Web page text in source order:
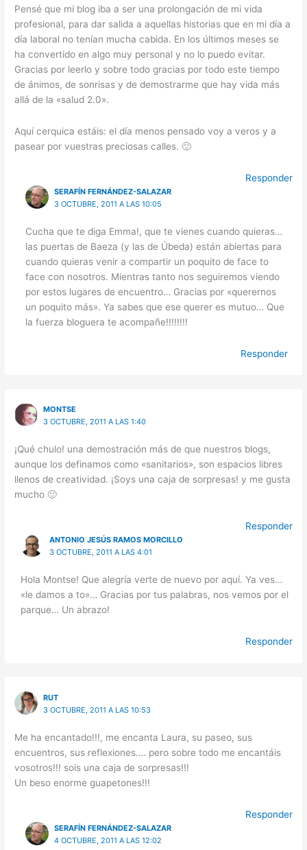
Pensé que mi blog iba a ser una prolongación de mi vida
profesional, para dar salida a aquellas historias que en mi día a
día laboral no tenían mucha cabida. En los últimos meses se
ha convertido en algo muy personal y no lo puedo evitar.
Gracias por leerlo y sobre todo gracias por todo este tiempo
de ánimos, de sonrisas y de demostrarme que hay vida más
allá de la «salud 2.0».
Aquí cerquica estáis: el día menos pensado voy a veros y a
pasear por vuestras preciosas calles. 🙂
Responder
SERAFÍN FERNÁNDEZ-SALAZAR
3 OCTUBRE, 2011 A LAS 10:05
Cucha que te diga Emma!, que te vienes cuando quieras…
las puertas de Baeza (y las de Úbeda) están abiertas para
cuando quieras venir a compartir un poquito de face to
face con nosotros. Mientras tanto nos seguiremos viendo
por estos lugares de encuentro… Gracias por «querernos
un poquito más». Ya sabes que ese querer es mutuo… Que
la fuerza bloguera te acompañe!!!!!!!!
Responder
MONTSE
3 OCTUBRE, 2011 A LAS 1:40
¡Qué chulo! una demostración más de que nuestros blogs,
aunque los definamos como «sanitarios», son espacios libres
llenos de creatividad. ¡Soys una caja de sorpresas! y me gusta
mucho 🙂
Responder
ANTONIO JESÚS RAMOS MORCILLO
3 OCTUBRE, 2011 A LAS 4:01
Hola Montse! Que alegría verte de nuevo por aquí. Ya ves…
«le damos a to»… Gracias por tus palabras, nos vemos por el
parque… Un abrazo!
Responder
RUT
3 OCTUBRE, 2011 A LAS 10:53
Me ha encantado!!!, me encanta Laura, su paseo, sus
encuentros, sus reflexiones…. pero sobre todo me encantáis
vosotros!!! sois una caja de sorpresas!!!
Un beso enorme guapetones!!!
Responder
SERAFÍN FERNÁNDEZ-SALAZAR
4 OCTUBRE, 2011 A LAS 12:02